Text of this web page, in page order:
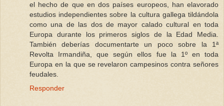
el hecho de que en dos países europeos, han elavorado
estudios independientes sobre la cultura gallega tildándola
como una de las dos de mayor calado cultural en toda
Europa durante los primeros siglos de la Edad Media.
También deberías documentarte un poco sobre la 1ª
Revolta Irmandiña, que según ellos fue la 1º en toda
Europa en la que se revelaron campesinos contra señores
feudales.
Responder